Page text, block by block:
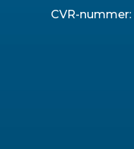
CVR-nummer: